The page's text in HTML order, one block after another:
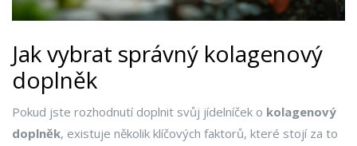
Jak vybrat správný kolagenový
doplněk
Pokud jste rozhodnutí doplnit svůj jídelníček o kolagenový
doplněk, existuje několik klíčových faktorů, které stojí za to